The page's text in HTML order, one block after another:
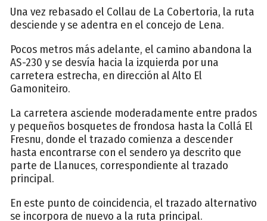
Una vez rebasado el Collau de La Cobertoria, la ruta
desciende y se adentra en el concejo de Lena.
Pocos metros más adelante, el camino abandona la
AS-230 y se desvía hacia la izquierda por una
carretera estrecha, en dirección al Alto El
Gamoniteiro.
La carretera asciende moderadamente entre prados
y pequeños bosquetes de frondosa hasta la Collá El
Fresnu, donde el trazado comienza a descender
hasta encontrarse con el sendero ya descrito que
parte de Llanuces, correspondiente al trazado
principal.
En este punto de coincidencia, el trazado alternativo
se incorpora de nuevo a la ruta principal.